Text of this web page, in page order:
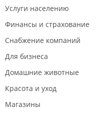
Услуги населению
Финансы и страхование
Снабжение компаний
Для бизнеса
Домашние животные
Красота и уход
Магазины